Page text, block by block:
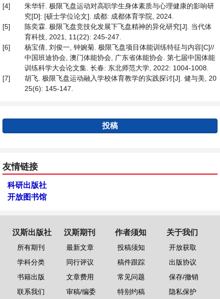
[4]
朱华轩. 极限飞盘运动对高职学生身体素质与心理健康的影响研
究[D]: [硕士学位论文]. 成都: 成都体育学院, 2024.
[5]
陈奕霖. 极限飞盘竞技化发展下飞盘精神的异化研究[J]. 当代体
育科技, 2021, 11(22): 245-247.
[6]
杨宝倩, 刘俊一, 钟婉菊. 极限飞盘项目体能训练特征与内容[C]//
中国班迪协会, 澳门体能协会, 广东省体能协会. 第七届中国体能
训练科学大会论文集. 长春: 东北师范大学, 2022: 1004-1008.
[7]
胡飞. 极限飞盘运动融入学校体育教学的实践探讨[J]. 健与美, 20
25(6): 145-147.
投稿
友情链接
科研出版社
开放图书馆
汉斯出版社
所有期刊
学科分类
书籍出版
联系我们
汉斯期刊
最新文章
同行评议
文章费用
审稿/编委
作者须知
投稿须知
稿件跟踪
常见问题
特别约稿
关于我们
开放获取
出版协议
保存/撤销
隐私保护